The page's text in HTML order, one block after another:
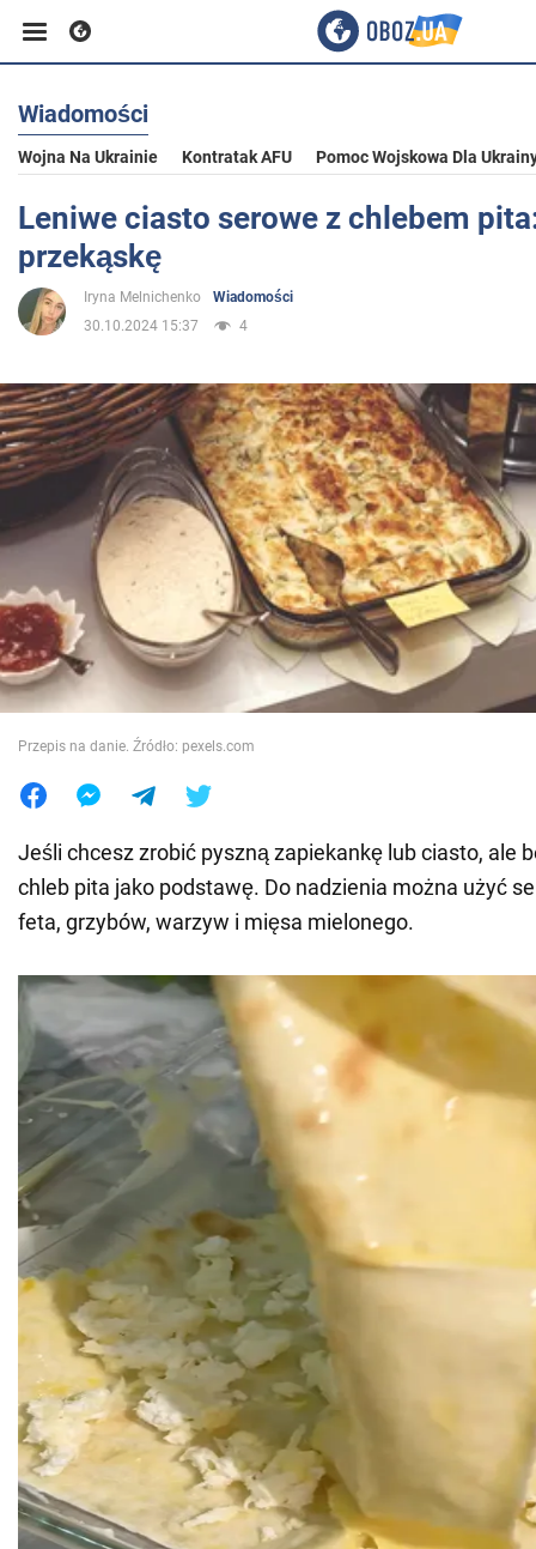
Biznes
Sport
Rozrywka
Polityka
Społeczeństwo
Wojna na Ukrainie
Świat
Jedzenie
Wiadomości
Wojna Na Ukrainie Kontratak AFU Pomoc Wojskowa Dla
Leniwe ciasto serowe z chlebem
przekąskę
Iryna Melnichenko
Wiadomości
30.10.2024 15:37
4
Przepis na danie. Źródło: pexels.com
Jeśli chcesz zrobić pyszną zapiekankę lub ciasto, ale
chleb pita jako podstawę. Do nadzienia można użyć
feta, grzybów, warzyw i mięsa mielonego.